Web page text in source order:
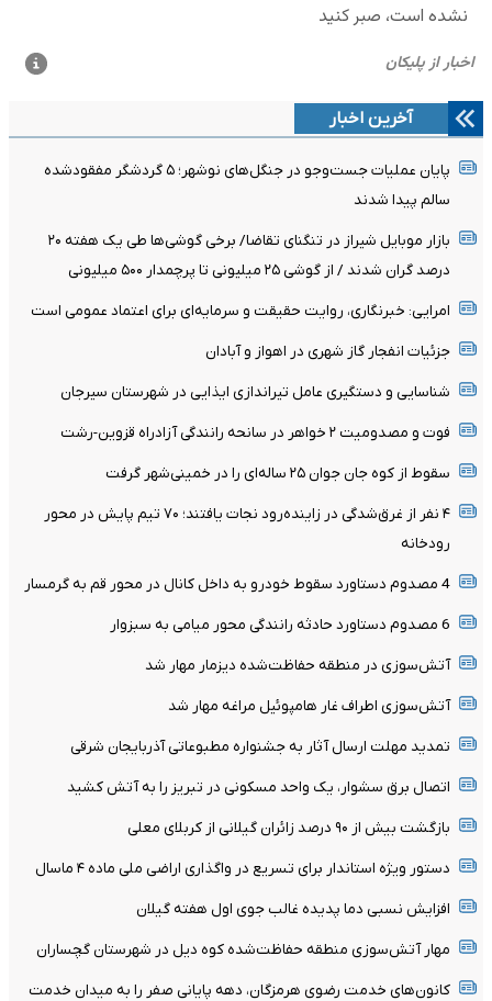
آخرین اخبار
پایان عملیات جست‌وجو در جنگل‌های نوشهر؛ ۵ گردشگر مفقودشده
سالم پیدا شدند
بازار موبایل شیراز در تنگنای تقاضا/ برخی گوشی‌ها طی یک هفته ۲۰
درصد گران شدند / از گوشی ۲۵ میلیونی تا پرچمدار ۵۰۰ میلیونی
امرایی: خبرنگاری، روایت حقیقت و سرمایه‌ای برای اعتماد عمومی است
جزئیات انفجار گاز شهری در اهواز و آبادان
شناسایی و دستگیری عامل تیراندازی ایذایی در شهرستان سیرجان
فوت و مصدومیت ۲ خواهر در سانحه رانندگی آزادراه قزوین-رشت
سقوط از کوه جان جوان ۲۵ ساله‌ای را در خمینی‌شهر گرفت
۴ نفر از غرق‌شدگی در زاینده‌رود نجات یافتند؛ ۷۰ تیم پایش در محور
رودخانه
4 مصدوم دستاورد سقوط خودرو به داخل کانال در محور قم به گرمسار
6 مصدوم دستاورد حادثه رانندگی محور میامی به سبزوار
آتش‌سوزی در منطقه حفاظت‌شده دیزمار مهار شد
آتش‌سوزی اطراف غار هامپوئیل مراغه مهار شد
تمدید مهلت ارسال آثار به جشنواره مطبوعاتی آذربایجان شرقی
اتصال برق سشوار، یک واحد مسکونی در تبریز را به آتش کشید
بازگشت بیش از ۹۰ درصد زائران گیلانی از کربلای معلی
دستور ویژه استاندار برای تسریع در واگذاری اراضی ملی ماده ۴ ماسال
افزایش نسبی دما پدیده غالب جوی اول هفته گیلان
مهار آتش‌سوزی منطقه حفاظت‌شده کوه دیل در شهرستان گچساران
کانون‌های خدمت رضوی هرمزگان، دهه پایانی صفر را به میدان خدمت